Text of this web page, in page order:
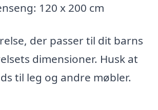
120 x 200 cm
der passer til dit barns
dimensioner. Husk at
til leg og andre møbler.